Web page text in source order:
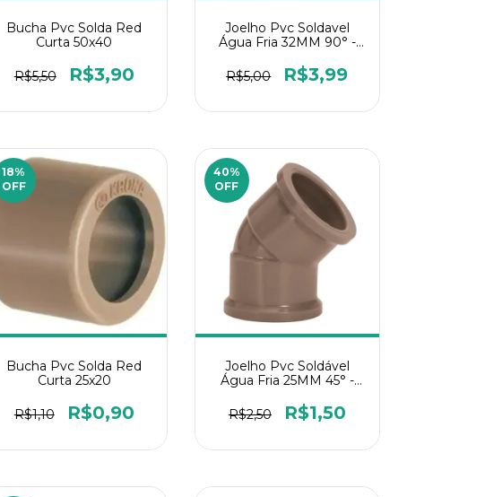
Bucha Pvc Solda Red
Curta 50x40
R$5,50 R$3,90
Joelho Pvc Soldavel
Água Fria 32MM 90° -
R$5,00
R$3,99
18%
OFF
Bucha Pvc Solda Red
Curta 25x20
R$1,10 R$0,90
40%
OFF
Joelho Pvc Soldável
Água Fria 25MM 45° -
R$2,50
R$1,50